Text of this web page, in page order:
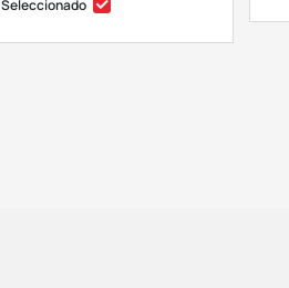
Seleccionado